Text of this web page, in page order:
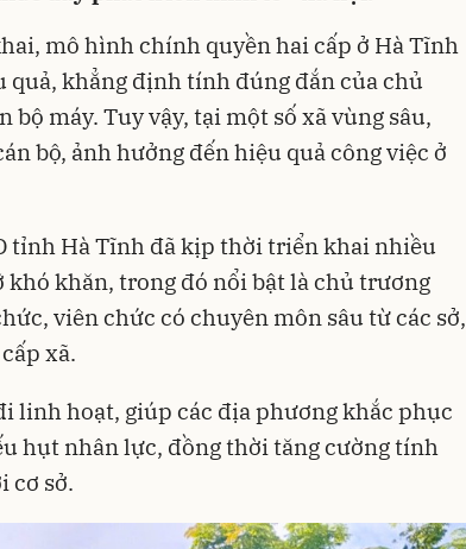
mô hình chính quyền hai cấp ở Hà Tĩnh
quả, khẳng định tính đúng đắn của chủ
bộ máy. Tuy vậy, tại một số xã vùng sâu,
bộ, ảnh hưởng đến hiệu quả công việc ở
tỉnh Hà Tĩnh đã kịp thời triển khai nhiều
khó khăn, trong đó nổi bật là chủ trương
viên chức có chuyên môn sâu từ các sở,
xã.
linh hoạt, giúp các địa phương khắc phục
hụt nhân lực, đồng thời tăng cường tính
cơ sở.